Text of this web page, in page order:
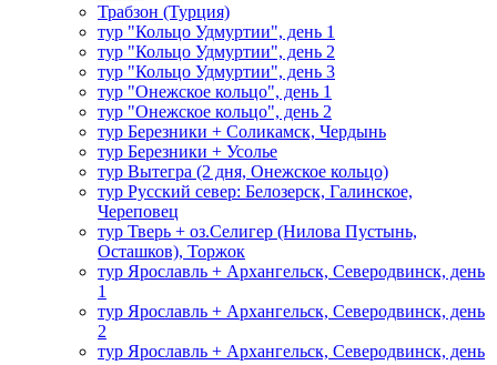
Трабзон (Турция)
тур "Кольцо Удмуртии", день 1
тур "Кольцо Удмуртии", день 2
тур "Кольцо Удмуртии", день 3
тур "Онежское кольцо", день 1
тур "Онежское кольцо", день 2
тур Березники + Соликамск, Чердынь
тур Березники + Усолье
тур Вытегра (2 дня, Онежское кольцо)
тур Русский север: Белозерск, Галинское,
Череповец
тур Тверь + оз.Селигер (Нилова Пустынь,
Осташков), Торжок
тур Ярославль + Архангельск, Северодвинск, день
1
тур Ярославль + Архангельск, Северодвинск, день
2
тур Ярославль + Архангельск, Северодвинск, день